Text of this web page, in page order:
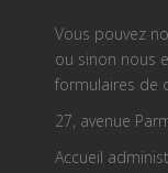
Vous pouvez
ou sinon nous
formulaires de
27, avenue
Accueil